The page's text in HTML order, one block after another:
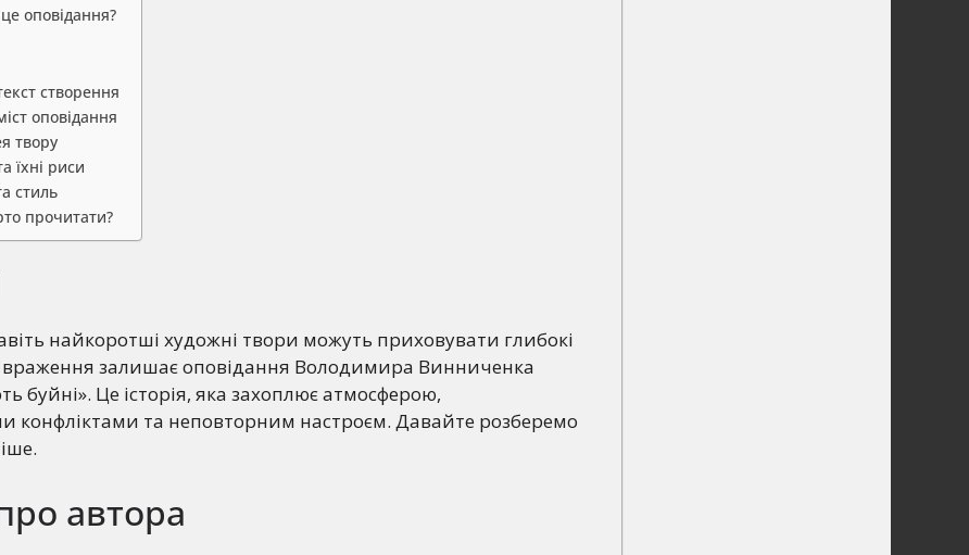
оповідання?
створення
оповідання
твору
їхні риси
стиль
прочитати?
найкоротші художні твори можуть приховувати глибокі
враження залишає оповідання Володимира Винниченка
буйні». Це історія, яка захоплює атмосферою,
конфліктами та неповторним настроєм. Давайте розберемо
автора